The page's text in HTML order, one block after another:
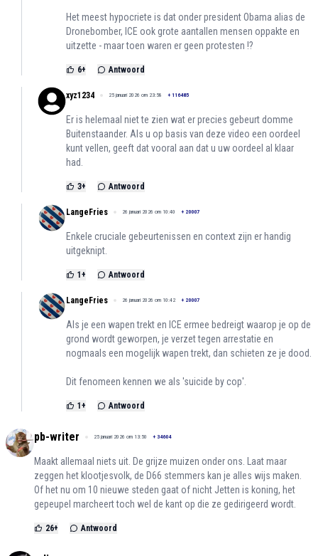
Het meest hypocriete is dat onder president Obama alias de
Dronebomber, ICE ook grote aantallen mensen oppakte en
uitzette - maar toen waren er geen protesten !?
6+ Antwoord
xyz1234 25 januari 2026 om 23:58 + 116485
Er is helemaal niet te zien wat er precies gebeurt domme
Buitenstaander. Als u op basis van deze video een oordeel
kunt vellen, geeft dat vooral aan dat u uw oordeel al klaar
had.
3+ Antwoord
LangeFries 26 januari 2026 om 10:40 + 20007
Enkele cruciale gebeurtenissen en context zijn er handig
uitgeknipt.
1 + Antwoord
LangeFries 26 januari 2026 om 10:42 + 20007
Als je een wapen trekt en ICE ermee bedreigt waarop je op de
grond wordt geworpen, je verzet tegen arrestatie en
nogmaals een mogelijk wapen trekt, dan schieten ze je dood.
Dit fenomeen kennen we als 'suicide by cop'.
1 + Antwoord
pb-writer 25 januari 2026 om 13:50 + 34604
Maakt allemaal niets uit. De grijze muizen onder ons. Laat maar
zeggen het klootjesvolk, de D66 stemmers kan je alles wijs maken.
Of het nu om 10 nieuwe steden gaat of nicht Jetten is koning, het
gepeupel marcheert toch wel de kant op die ze gedirigeerd wordt.
26+ Antwoord